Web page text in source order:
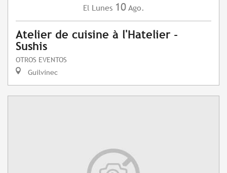
El Lunes 10 Ago.
Atelier de cuisine à l'Hatelier -
Sushis
OTROS EVENTOS
Guilvinec